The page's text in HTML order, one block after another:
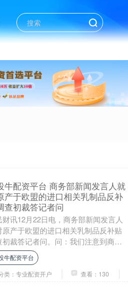
牛配资平台 商务部新闻发言人就
产于欧盟的进口相关乳制品反补
查初裁答记者问
财讯12月22日电，商务部新闻发言人
原产于欧盟的进口相关乳制品反补贴
初裁答记者问。问：我们注意到商务
发布了对原产于欧盟的进口相关乳
补贴调....
牛配资平台
类：专业配资开户
查看：130